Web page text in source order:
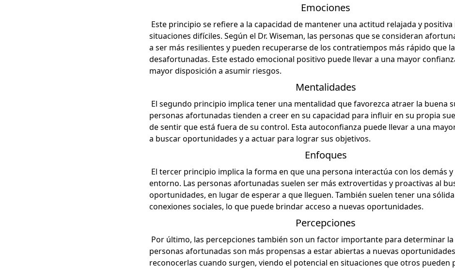
Emociones
Este principio se refiere a la capacidad de mantener una actitud relajada y positiva
situaciones difíciles. Según el Dr. Wiseman, las personas que se consideran
a ser más resilientes y pueden recuperarse de los contratiempos más rápido que
desafortunadas. Este estado emocional positivo puede llevar a una mayor
mayor disposición a asumir riesgos.
Mentalidades
El segundo principio implica tener una mentalidad que favorezca atraer la buena
personas afortunadas tienden a creer en su capacidad para influir en su propia
de sentir que está fuera de su control. Esta autoconfianza puede llevar a una
a buscar oportunidades y a actuar para lograr sus objetivos.
Enfoques
El tercer principio implica la forma en que una persona interactúa con los demás y
entorno. Las personas afortunadas suelen ser más extrovertidas y proactivas al
oportunidades, en lugar de esperar a que lleguen. También suelen tener una
conexiones sociales, lo que puede brindar acceso a nuevas oportunidades.
Percepciones
Por último, las percepciones también son un factor importante para determinar la
personas afortunadas son más propensas a estar abiertas a nuevas
reconocerlas cuando surgen, viendo el potencial en situaciones que otros pueden